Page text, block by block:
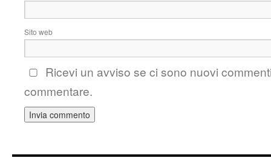
Sito web
Ricevi un avviso se ci sono nuovi
commentare.